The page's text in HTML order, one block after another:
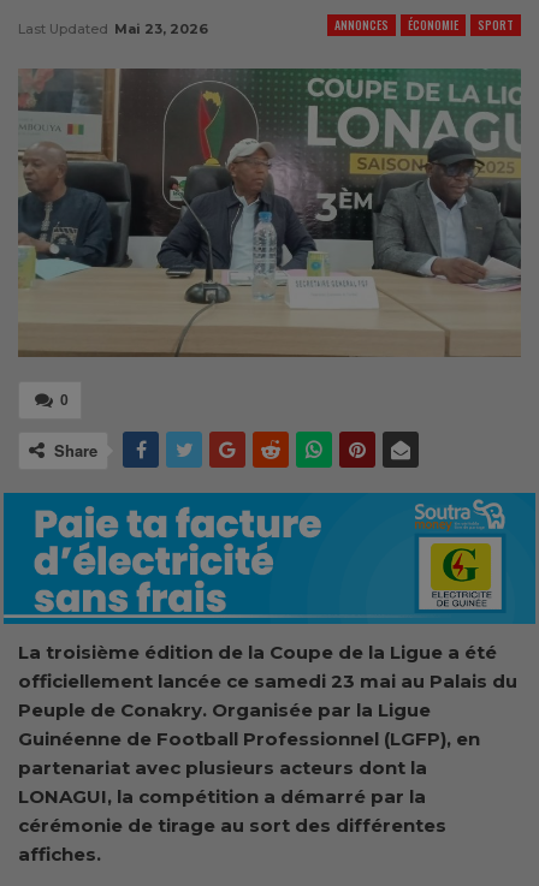
ANNONCES ÉCONOMIE SPORT
Last Updated Mai 23, 2026
0
Share
La troisième édition de la Coupe de la Ligue a été
officiellement lancée ce samedi 23 mai au Palais du
Peuple de Conakry. Organisée par la Ligue
Guinéenne de Football Professionnel (LGFP), en
partenariat avec plusieurs acteurs dont la
LONAGUI, la compétition a démarré par la
cérémonie de tirage au sort des différentes
affiches.